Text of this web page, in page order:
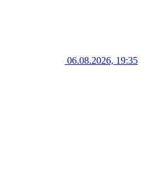
06.08.2026, 19:35